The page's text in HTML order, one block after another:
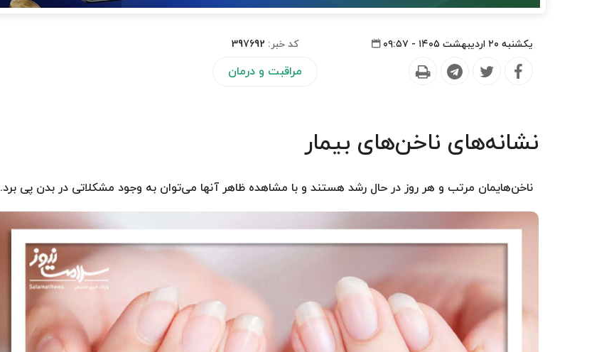
یکشنبه ۲۰ اردیبهشت ۱۴۰۵ - ۰۹:۵۷ کد خبر: 397692
مراقبت و درمان
نشانه‌های ناخن‌های بیمار
ناخن‌هایمان مرتب و هر روز در حال رشد هستند و با مشاهده ظاهر آنها می‌توان به وجود مشکلاتی در بدن پی برد.